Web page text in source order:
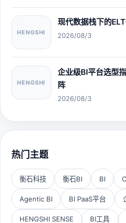
HENGSHI
现代数据栈下的
2026/08/3
HENGSHI
企业级BI平台选型
阵
2026/08/3
热门主题
衡石科技 衡石BI BI
Agentic BI BI PaaS平台
HENGSHI SENSE BI工具